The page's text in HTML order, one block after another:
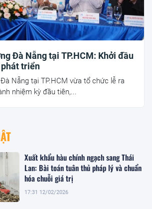
Đà Nẵng tại TP.HCM: Khởi đầu
triển
Nẵng tại TP.HCM vừa tổ chức lễ ra
nhiệm kỳ đầu tiên,...
Xuất khẩu hàu chính ngạch sang Thái
Lan: Bài toán tuân thủ pháp lý và chuẩn
hóa chuỗi giá trị
17:31 12/02/2026